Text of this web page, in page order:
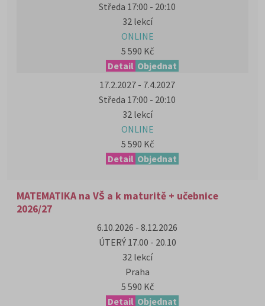
Středa 17:00 - 20:10
32 lekcí
ONLINE
5 590 Kč
Detail Objednat
17.2.2027 - 7.4.2027
Středa 17:00 - 20:10
32 lekcí
ONLINE
5 590 Kč
Detail Objednat
MATEMATIKA na VŠ a k maturitě + učebnice
2026/27
6.10.2026 - 8.12.2026
ÚTERÝ 17.00 - 20.10
32 lekcí
Praha
5 590 Kč
Detail Objednat